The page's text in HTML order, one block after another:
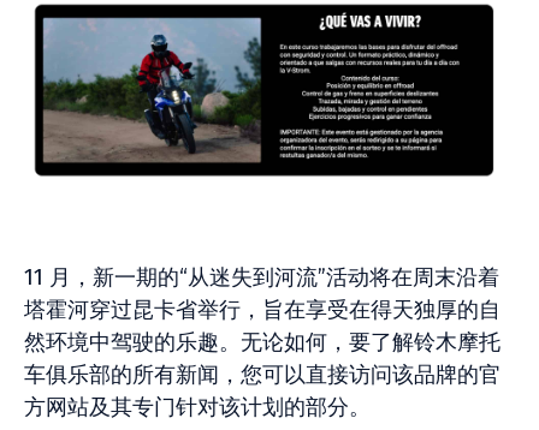
11 月，新一期的“从迷失到河流”活动将在周末沿着
塔霍河穿过昆卡省举行，旨在享受在得天独厚的自
然环境中驾驶的乐趣。无论如何，要了解铃木摩托
车俱乐部的所有新闻，您可以直接访问该品牌的官
方网站及其专门针对该计划的部分。